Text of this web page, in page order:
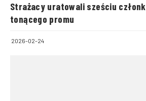
Strażacy uratowali sześciu
tonącego promu
2026-02-24